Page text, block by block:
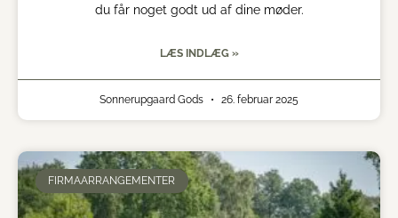
du får noget godt ud af dine møder.
LÆS INDLÆG »
Sonnerupgaard Gods 26. februar 2025
FIRMAARRANGEMENTER